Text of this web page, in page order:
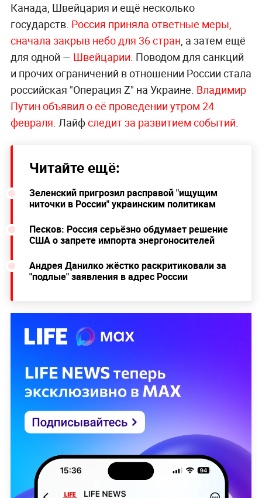
Канада, Швейцария и ещё несколько
государств. Россия приняла ответные меры,
сначала закрыв небо для 36 стран, а затем ещё
для одной — Швейцарии. Поводом для санкций
и прочих ограничений в отношении России стала
российская "Операция Z" на Украине. Владимир
Путин объявил о её проведении утром 24
февраля. Лайфследит за развитием событий.
Читайте ещё:
Зеленский пригрозил расправой "ищущим
ниточки в России" украинским политикам
Песков: Россия серьёзно обдумает решение
США о запрете импорта энергоносителей
Андрея Данилко жёстко раскритиковали за
"подлые" заявления в адрес России